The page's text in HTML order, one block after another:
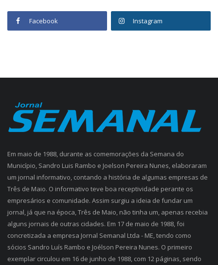
Facebook Instagram
Em maio de 1988, durante as comemorações da Semana do
Município, Sandro Luis Rambo e Joelson Pereira Nunes, elaboraram
um jornal informativo, contando a história de algumas empresas de
Três de Maio. O informativo teve boa receptividade perante os
empresários e comunidade. Assim surgiu a ideia de fundar um
jornal, já que na época, Três de Maio, não tinha um, apenas recebia
alguns jornais de outras cidades. Em 17 de maio de 1988, foi
concretizada a empresa Jornal Semanal Ltda - ME, tendo como
sócios Sandro Luís Rambo e Joélson Pereira Nunes. O primeiro
exemplar circulou em 16 de junho de 1988, com 12 páginas, sendo